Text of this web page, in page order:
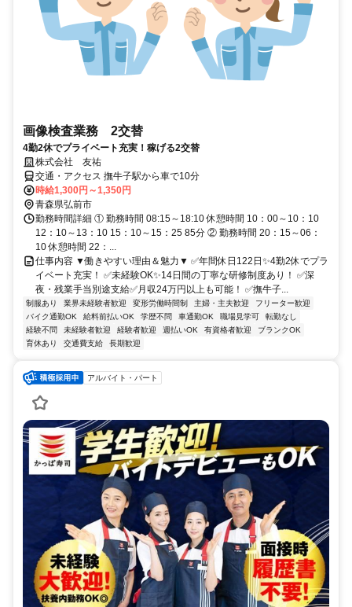
画像検査業務 2交替
4勤2休でプライベート充実！稼げる2交替
株式会社 友祐
交通・アクセス 撫牛子駅から車で10分
時給1,300円～1,350円
青森県弘前市
勤務時間詳細 ① 勤務時間 08:15～18:10 休憩時間 10：00～10：10
12：10～13：10 15：10～15：25 85分 ② 勤務時間 20：15～06：
10 休憩時間 22：...
仕事内容 ▼働きやすい理由＆魅力▼ ✅年間休日122日✨4勤2休でプラ
イベート充実！ ✅未経験OK✨14日間の丁寧な研修制度あり！ ✅深
夜・残業手当別途支給✅月収24万円以上も可能！ ✅撫牛子...
制服あり 業界未経験者歓迎 変形労働時間制 主婦・主夫歓迎
フリーター歓迎
バイク通勤OK
給料前払いOK 学歴不問 車通勤OK 職場見学可
転勤なし
経験不問
未経験者歓迎 経験者歓迎 週払いOK 有資格者歓迎
ブランクOK
育休あり
交通費支給 長期歓迎
アルバイト・パート